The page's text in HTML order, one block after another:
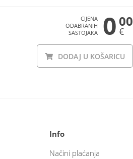
CIJENA
ODABRANIH
SASTOJAKA
0 00
€
DODAJ U KOŠARICU
Info
Načini plaćanja